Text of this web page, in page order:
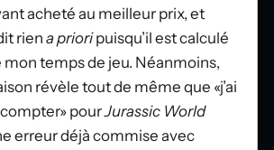
acheté au meilleur prix, et
riena prioripuisqu’il est calculé
temps de jeu. Néanmoins,
révèle tout de même que «j’ai
pourJurassic World
erreur déjà commise avec